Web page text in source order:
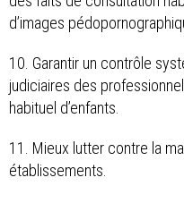
d’images
10. Garantir un contrôle
judiciaires des
habituel d’enfants.
11. Mieux lutter contre la
établissements.